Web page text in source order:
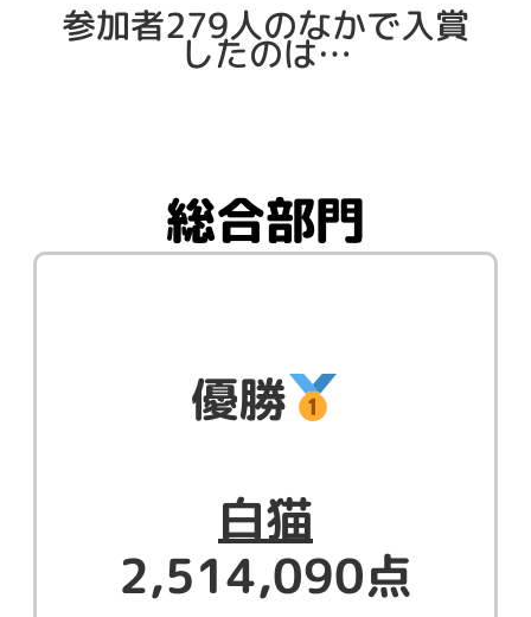
参加者279人のなかで入賞
したのは…
総合部門
優勝
白猫
2,514,090点